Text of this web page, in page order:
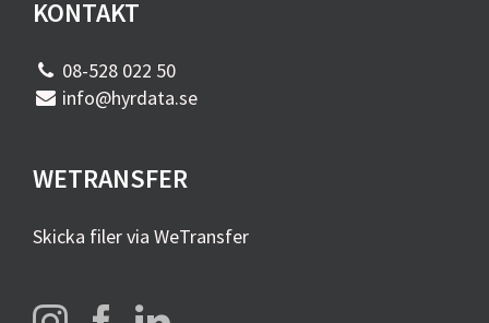
KONTAKT
08-528 022 50
info@hyrdata.se
WETRANSFER
Skicka filer via WeTransfer